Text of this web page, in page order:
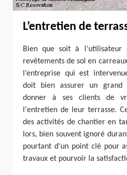
L’entretien de
Bien que soit à l'utilisateur
revêtements de sol en
l’entreprise qui est
doit bien assurer un grand
donner à ses clients de
l'entretien de leur terrasse.
des activités de chantier en
lors, bien souvent ignoré
pourtant d'un point clé pour
travaux et pourvoir la